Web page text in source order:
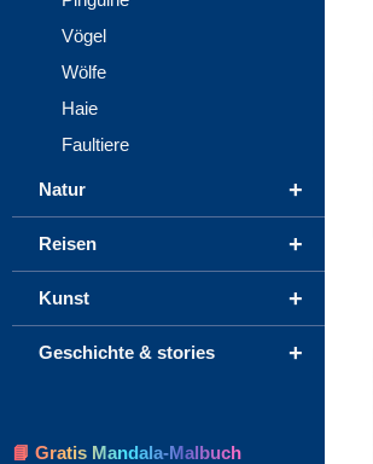
Vögel
Wölfe
Haie
Faultiere
+
Natur
+
Reisen
+
Kunst
+
Geschichte & stories
📘 Gratis Mandala-Malbuch